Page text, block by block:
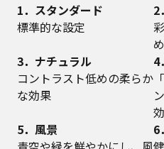
1．スタンダード
標準的な設定
2
3．ナチュラル
コントラスト低めの柔らか
な効果
4
5．風景
6